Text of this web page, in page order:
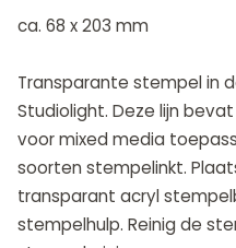
ca. 68 x 203 mm
Transparante stempel in
Studiolight. Deze lijn
voor mixed media
soorten stempelinkt.
transparant acryl
stempelhulp. Reinig de